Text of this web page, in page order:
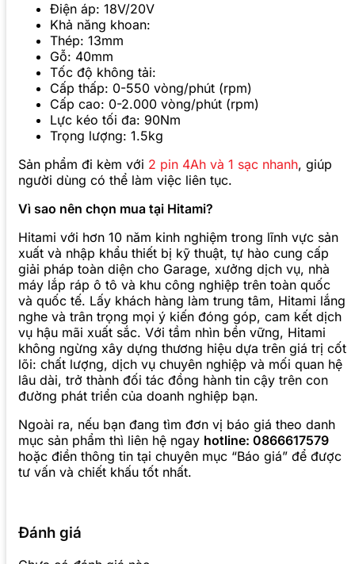
Điện áp: 18V/20V
Khả năng khoan:
Thép: 13mm
Gỗ: 40mm
Tốc độ không tải:
Cấp thấp: 0-550 vòng/phút (rpm)
Cấp cao: 0-2.000 vòng/phút (rpm)
Lực kéo tối đa: 90Nm
Trọng lượng: 1.5kg
Sản phẩm đi kèm với 2 pin 4Ah và 1 sạc nhanh, giúp
người dùng có thể làm việc liên tục.
Vì sao nên chọn mua tại Hitami?
Hitami với hơn 10 năm kinh nghiệm trong lĩnh vực sản
xuất và nhập khẩu thiết bị kỹ thuật, tự hào cung cấp
giải pháp toàn diện cho Garage, xưởng dịch vụ, nhà
máy lắp ráp ô tô và khu công nghiệp trên toàn quốc
và quốc tế. Lấy khách hàng làm trung tâm, Hitami lắng
nghe và trân trọng mọi ý kiến đóng góp, cam kết dịch
vụ hậu mãi xuất sắc. Với tầm nhìn bền vững, Hitami
không ngừng xây dựng thương hiệu dựa trên giá trị cốt
lõi: chất lượng, dịch vụ chuyên nghiệp và mối quan hệ
lâu dài, trở thành đối tác đồng hành tin cậy trên con
đường phát triển của doanh nghiệp bạn.
Ngoài ra, nếu bạn đang tìm đơn vị báo giá theo danh
mục sản phẩm thì liên hệ ngay hotline: 0866617579
hoặc điền thông tin tại chuyên mục “Báo giá” để được
tư vấn và chiết khấu tốt nhất.
Đánh giá